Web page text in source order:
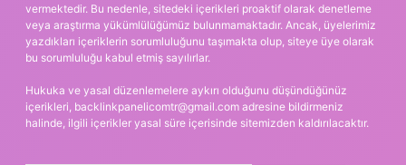
vermektedir. Bu nedenle, sitedeki içerikleri proaktif olarak denetleme
veya araştırma yükümlülüğümüz bulunmamaktadır. Ancak, üyelerimiz
yazdıkları içeriklerin sorumluluğunu taşımakta olup, siteye üye olarak
bu sorumluluğu kabul etmiş sayılırlar.
Hukuka ve yasal düzenlemelere aykırı olduğunu düşündüğünüz
içerikleri, backlinkpanelicomtr@gmail.com adresine bildirmeniz
halinde, ilgili içerikler yasal süre içerisinde sitemizden kaldırılacaktır.